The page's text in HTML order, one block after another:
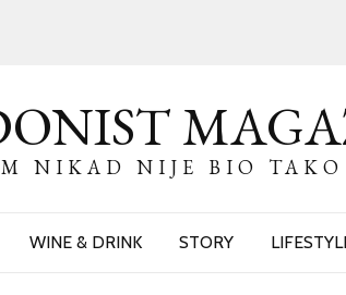
NIKAD NIJE BIO TAKO
WINE & DRINK STORY